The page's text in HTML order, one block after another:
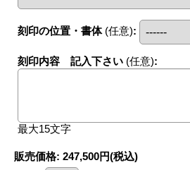
刻印の位置・書体 (任意):
刻印内容 記入下さい (任意):
最大15文字
販売価格: 247,500円(税込)